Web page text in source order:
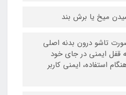
میخ یا برش بند
تاشو درون بدنه اصلی
قفل ایمنی در جای خود
استفاده، ایمنی کاربر